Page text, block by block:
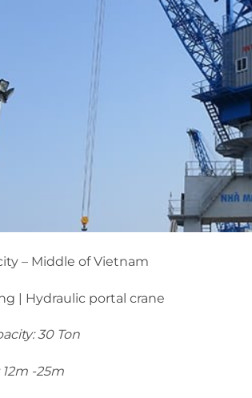
– Middle of Vietnam
| Hydraulic portal crane
30 Ton
-25m